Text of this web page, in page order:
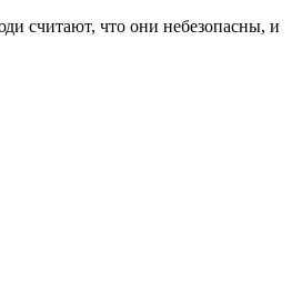
считают, что они небезопасны, и